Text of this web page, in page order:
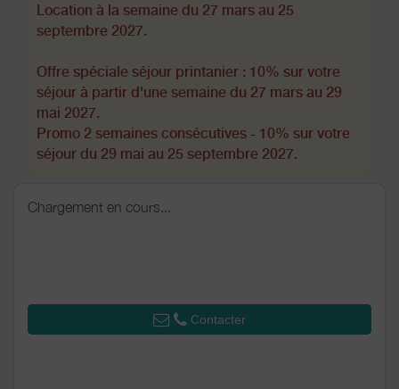
Location à la semaine du 27 mars au 25
septembre 2027.
Offre spéciale séjour printanier : 10% sur votre
séjour à partir d'une semaine du 27 mars au 29
mai 2027.
Promo 2 semaines consécutives - 10% sur votre
séjour du 29 mai au 25 septembre 2027.
Chargement en cours...
Contacter